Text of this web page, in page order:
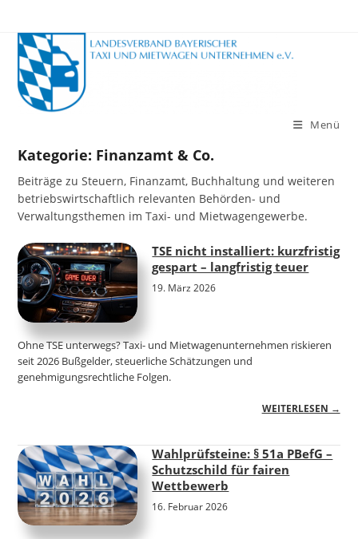
Inhalt
springen
Menü
Kategorie: Finanzamt & Co.
Beiträge zu Steuern, Finanzamt, Buchhaltung und weiteren
betriebswirtschaftlich relevanten Behörden- und
Verwaltungsthemen im Taxi- und Mietwagengewerbe.
TSE nicht installiert: kurzfristig
gespart – langfristig teuer
19. März 2026
Ohne TSE unterwegs? Taxi- und Mietwagenunternehmen riskieren
seit 2026 Bußgelder, steuerliche Schätzungen und
genehmigungsrechtliche Folgen.
WEITERLESEN →
Wahlprüfsteine: § 51a PBefG –
Schutzschild für fairen
Wettbewerb
16. Februar 2026